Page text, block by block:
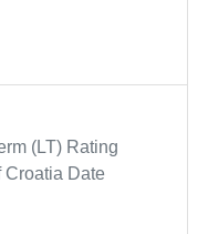
(LT) Rating
Croatia Date